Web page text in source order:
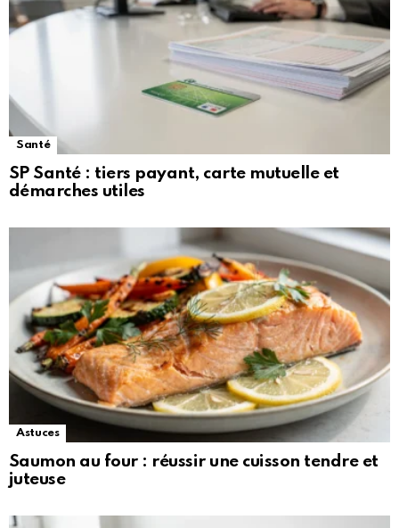
Santé
SP Santé : tiers payant, carte mutuelle et
démarches utiles
Astuces
Saumon au four : réussir une cuisson tendre et
juteuse